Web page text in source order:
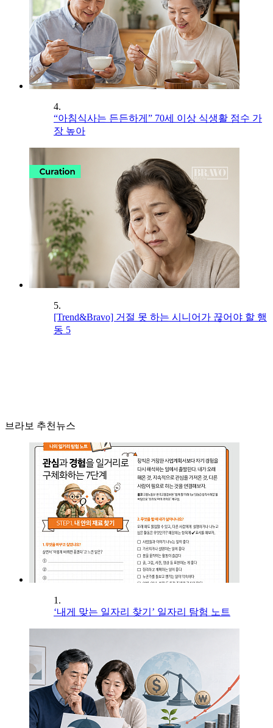
4.
“아침식사는 든든하게” 70세 이상 식생활 점수 가
장 높아
5.
[Trend&Bravo] 거절 못 하는 시니어가 끊어야 할 행
동 5
브라보 추천뉴스
1.
‘내게 맞는 일자리 찾기’ 일자리 탐험 노트